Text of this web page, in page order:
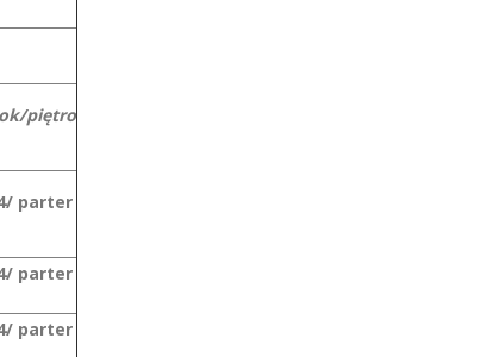
piętro
parter
parter
parter